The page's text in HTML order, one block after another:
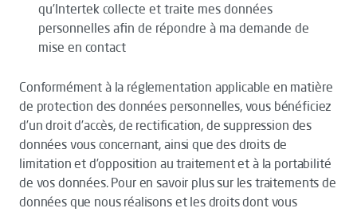
qu’Intertek collecte et traite mes données
personnelles afin de répondre à ma demande de
mise en contact
Conformément à la réglementation applicable en matière
de protection des données personnelles, vous bénéficiez
d’un droit d’accès, de rectification, de suppression des
données vous concernant, ainsi que des droits de
limitation et d’opposition au traitement et à la portabilité
de vos données. Pour en savoir plus sur les traitements de
données que nous réalisons et les droits dont vous